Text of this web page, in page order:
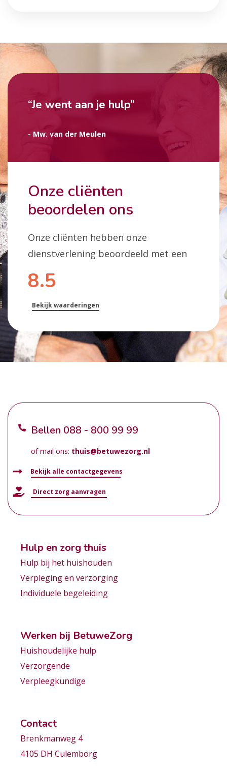
Onze cliënten
beoordelen ons
Onze cliënten hebben onze
dienstverlening beoordeeld met een
8.5
Bekijk waarderingen
“Je went aan je hulp”
- Mw. van der Meulen
Bellen 088 - 800 99 99
of mail ons: thuis@betuwezorg.nl
Bekijk alle contactgegevens
Direct zorg aanvragen
Hulp en zorg thuis
Hulp bij het huishouden
Verpleging en verzorging
Individuele begeleiding
Werken bij BetuweZorg
Huishoudelijke hulp
Verzorgende
Verpleegkundige
Contact
Brenkmanweg 4
4105 DH Culemborg